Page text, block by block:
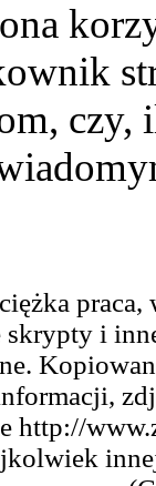
skrypty i
http://